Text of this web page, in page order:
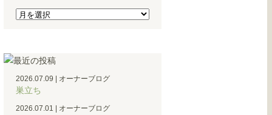
2026.07.09 オーナーブログ
巣立ち
2026.07.01 オーナーブログ